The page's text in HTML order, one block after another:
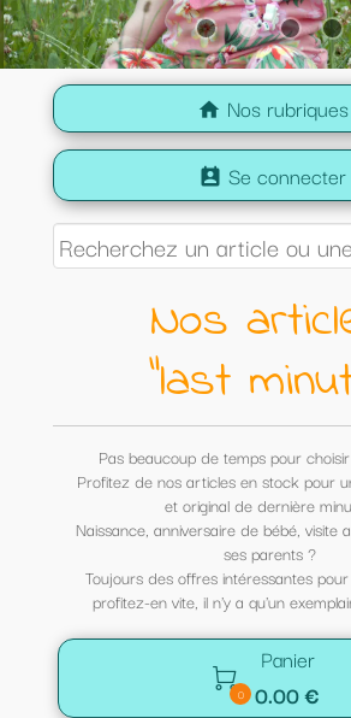
home Nos rubriques
perm_contact_calendar Se connecter
Nos
"last
Pas beaucoup de temps pour
Profitez de nos articles en stock pour
et original de dernière
Naissance, anniversaire de bébé, visite
ses parents ?
Toujours des offres intéressantes
profitez-en vite, il n'y a qu'un

0
Panier
0.00 €